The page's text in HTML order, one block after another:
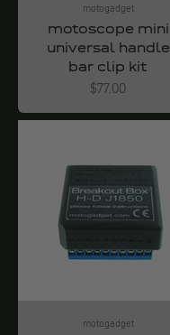
motogadget
motoscope mini
universal handle
bar clip kit
Angebot
$77.00
motogadget